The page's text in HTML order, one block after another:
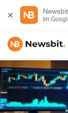
Newsbit
Im